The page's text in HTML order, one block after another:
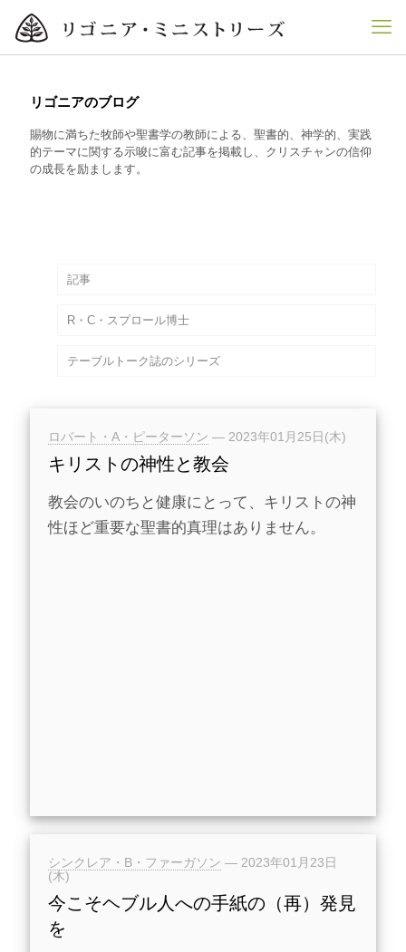
リゴニアのブログ
賜物に満ちた牧師や聖書学の教師による、聖書的、神学的、実践
的テーマに関する示唆に富む記事を掲載し、クリスチャンの信仰
の成長を励まします。
記事
R・C・スプロール博士
テーブルトーク誌のシリーズ
ロバート・A・ピーターソン — 2023年01月25日(木)
キリストの神性と教会
教会のいのちと健康にとって、キリストの神
性ほど重要な聖書的真理はありません。
シンクレア・B・ファーガソン — 2023年01月23日
(木)
今こそヘブル人への手紙の（再）発見
を